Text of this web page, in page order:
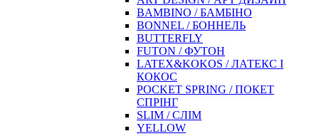
BAMBINO / БАМБІНО
BONNEL / БОННЕЛЬ
BUTTERFLY
FUTON / ФУТОН
LATEX&KOKOS / ЛАТЕКС І
КОКОС
POCKET SPRING / ПОКЕТ
СПРІНГ
SLIM / СЛІМ
YELLOW